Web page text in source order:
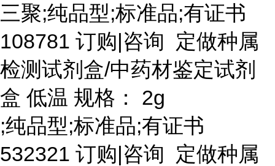
三聚;纯品型;标准品;有证书
108781 订购|咨询 定做种属
检测试剂盒/中药材鉴定试剂
盒 低温 规格： 2g
;纯品型;标准品;有证书
532321 订购|咨询 定做种属